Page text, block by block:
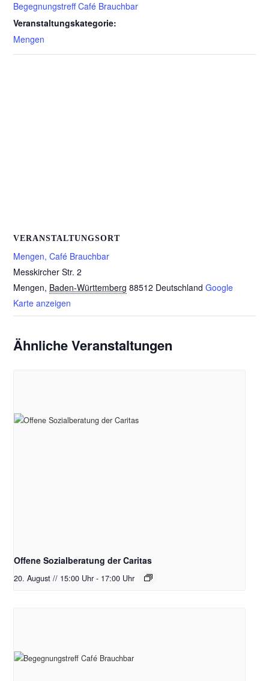
Begegnungstreff Café Brauchbar
Veranstaltungskategorie:
Mengen
VERANSTALTUNGSORT
Mengen, Café Brauchbar
Messkircher Str. 2
Mengen, Baden-Württemberg 88512 Deutschland Google
Karte anzeigen
Ähnliche Veranstaltungen
Offene Sozialberatung der Caritas
20. August // 15:00 Uhr - 17:00 Uhr